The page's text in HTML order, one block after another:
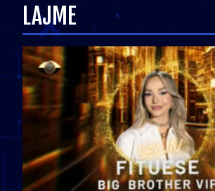
LAJME